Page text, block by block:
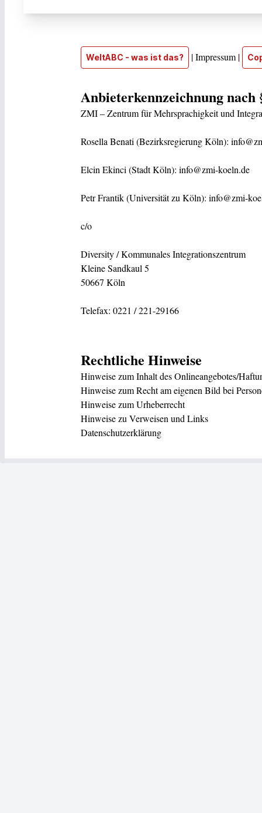
WeltABC - was ist das? | Impressum |
Anbieterkennzeichnung nach
ZMI – Zentrum für Mehrsprachigkeit und
Rosella Benati (Bezirksregierung Köln):
Elcin Ekinci (Stadt Köln): info@zmi-koeln.de
Petr Frantik (Universität zu Köln): info@zmi-
c/o
Diversity / Kommunales Integrationszentrum
Kleine Sandkaul 5
50667 Köln
Telefax: 0221 / 221-29166
Rechtliche Hinweise
Hinweise zum Inhalt des Onlineangebotes/
Hinweise zum Recht am eigenen Bild bei
Hinweise zum Urheberrecht
Hinweise zu Verweisen und Links
Datenschutzerklärung